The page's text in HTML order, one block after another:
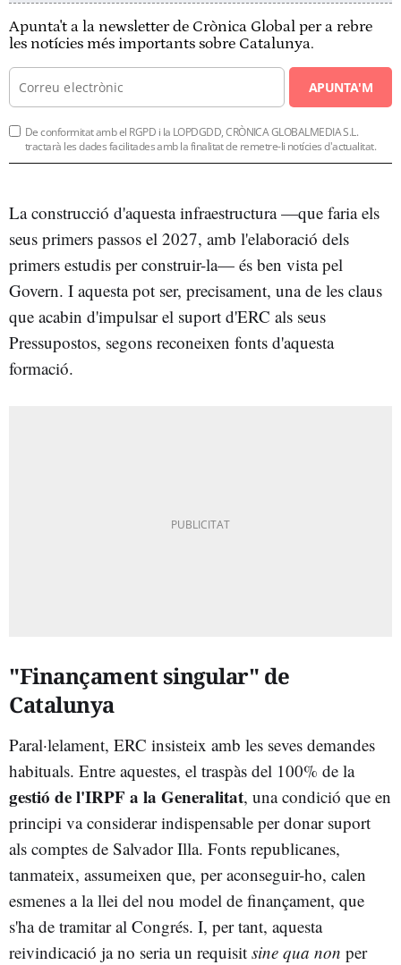
Apunta't a la newsletter de Crònica Global per a rebre
les notícies més importants sobre Catalunya.
APUNTA'M
De conformitat amb el RGPD i la LOPDGDD, CRÒNICA GLOBALMEDIA S.L.
tractarà les dades facilitades amb la finalitat de remetre-li notícies d'actualitat.
La construcció d'aquesta infraestructura —que faria els
seus primers passos el 2027, amb l'elaboració dels
primers estudis per construir-la— és ben vista pel
Govern. I aquesta pot ser, precisament, una de les claus
que acabin d'impulsar el suport d'ERC als seus
Pressupostos, segons reconeixen fonts d'aquesta
formació.
"Finançament singular" de
Catalunya
Paral·lelament, ERC insisteix amb les seves demandes
habituals. Entre aquestes, el traspàs del 100% de la
gestió de l'IRPF a la Generalitat, una condició que en
principi va considerar indispensable per donar suport
als comptes de Salvador Illa. Fonts republicanes,
tanmateix, assumeixen que, per aconseguir-ho, calen
esmenes a la llei del nou model de finançament, que
s'ha de tramitar al Congrés. I, per tant, aquesta
reivindicació ja no seria un requisit sine qua non per